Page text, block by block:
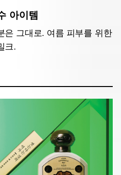
아이템
은 그대로. 여름 피부를 위한
크.